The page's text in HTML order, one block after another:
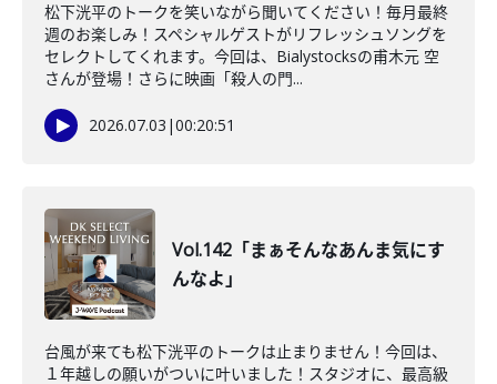
松下洸平のトークを笑いながら聞いてください！毎月最終
週のお楽しみ！スペシャルゲストがリフレッシュソングを
セレクトしてくれます。今回は、Bialystocksの甫木元 空
さんが登場！さらに映画「殺人の門...
2026.07.03 |00:20:51
Vol.142「まぁそんなあんま気にす
んなよ」
台風が来ても松下洸平のトークは止まりません！今回は、
１年越しの願いがついに叶いました！スタジオに、最高級